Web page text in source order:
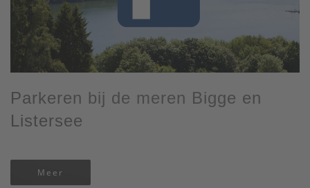
Parkeren bij de meren Bigge en
Listersee
Meer